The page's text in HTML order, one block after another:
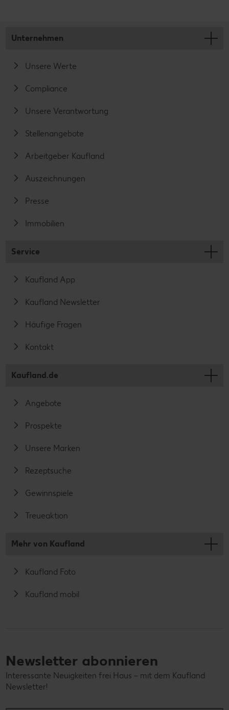
Unternehmen
Unsere Werte
Compliance
Unsere Verantwortung
Stellenangebote
Arbeitgeber Kaufland
Auszeichnungen
Presse
Immobilien
Service
Kaufland App
Kaufland Newsletter
Häufige Fragen
Kontakt
Kaufland.de
Angebote
Prospekte
Unsere Marken
Rezeptsuche
Gewinnspiele
Treueaktion
Mehr von Kaufland
Kaufland Foto
Kaufland mobil
Newsletter abonnieren
Interessante Neuigkeiten frei Haus – mit dem Kaufland
Newsletter!